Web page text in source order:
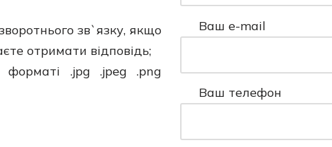
зв`язку, якщо
отримати відповідь;
.jpg .jpeg .png
Ваш e-mail
Ваш телефон